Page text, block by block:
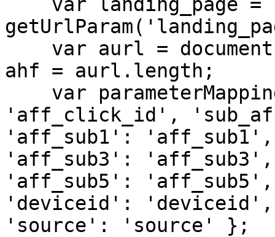
ahf = aurl.length;
'aff_click_id',
'aff_sub1':
'aff_sub3':
'aff_sub5':
'deviceid':
'source': 'source' };